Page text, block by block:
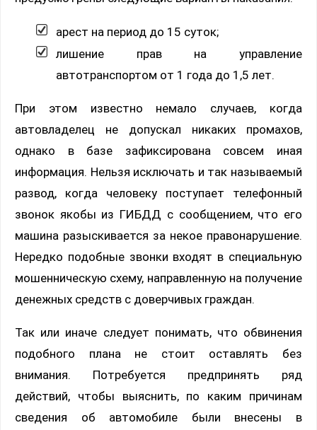
арест на период до 15 суток;
лишение прав на управление
автотранспортом от 1 года до 1,5 лет.
При этом известно немало случаев, когда
автовладелец не допускал никаких промахов,
однако в базе зафиксирована совсем иная
информация. Нельзя исключать и так называемый
развод, когда человеку поступает телефонный
звонок якобы из ГИБДД с сообщением, что его
машина разыскивается за некое правонарушение.
Нередко подобные звонки входят в специальную
мошенническую схему, направленную на получение
денежных средств с доверчивых граждан.
Так или иначе следует понимать, что обвинения
подобного плана не стоит оставлять без
внимания. Потребуется предпринять ряд
действий, чтобы выяснить, по каким причинам
сведения об автомобиле были внесены в